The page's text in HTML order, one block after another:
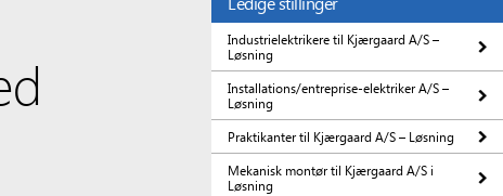
Industrielektrikere til Kjærgaard A/S –
Løsning
Installations/entreprise-elektriker A/S –
Løsning
Praktikanter til Kjærgaard A/S – Løsning
Mekanisk montør til Kjærgaard A/S i
Løsning